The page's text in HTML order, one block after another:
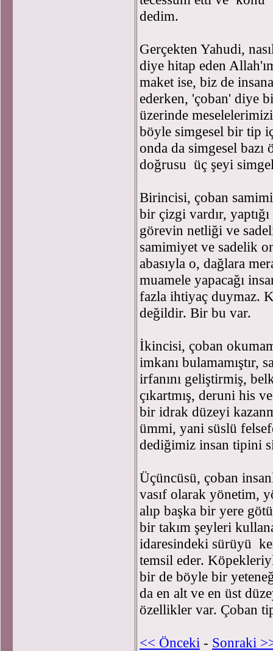
dedim.
Gerçekten Yahudi,
diye hitap eden
maket ise, biz de
ederken, 'çoban' diye
üzerinde
böyle simgesel bir tip
onda da simgesel
doğrusu üç şeyi
Birincisi, çoban
bir çizgi vardır,
görevin netliği ve
samimiyet ve sadelik
abasıyla o, dağlara
muamele yapacağı
fazla ihtiyaç duymaz.
değildir. Bir bu var.
İkincisi, çoban
imkanı bulamamıştır,
irfanını geliştirmiş,
çıkartmış, deruni his
bir idrak düzeyi
ümmi, yani süslü
dediğimiz insan tipini
Üçüncüsü, çoban
vasıf olarak yönetim,
alıp başka bir yere
bir takım şeyleri
idaresindeki sürüyü
temsil eder.
bir de böyle bir
da en alt ve en üst
özellikler var. Çoban
<< Önceki - Sonraki